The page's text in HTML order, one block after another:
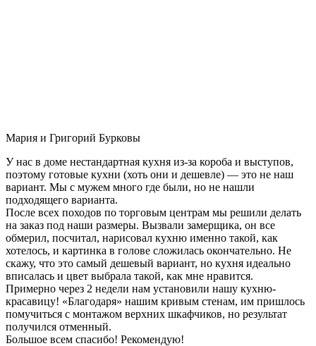
Мария и Григорий Бурковы
У нас в доме нестандартная кухня из-за короба и выступов,
поэтому готовые кухни (хоть они и дешевле) — это не наш
вариант. Мы с мужем много где были, но не нашли
подходящего варианта.
После всех походов по торговым центрам мы решили делать
на заказ под наши размеры. Вызвали замерщика, он все
обмерил, посчитал, нарисовал кухню именно такой, как
хотелось, и картинка в голове сложилась окончательно. Не
скажу, что это самый дешевый вариант, но кухня идеально
вписалась и цвет выбрала такой, как мне нравится.
Примерно через 2 недели нам установили нашу кухню-
красавицу! «Благодаря» нашим кривым стенам, им пришлось
помучиться с монтажом верхних шкафчиков, но результат
получился отменный.
Большое всем спасибо! Рекомендую!